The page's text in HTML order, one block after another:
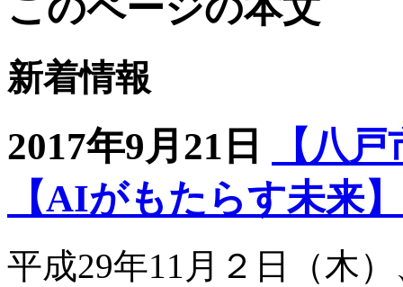
新着情報
2017年9月21日
【八
【AIがもたらす未来】
平成29年11月２日（木